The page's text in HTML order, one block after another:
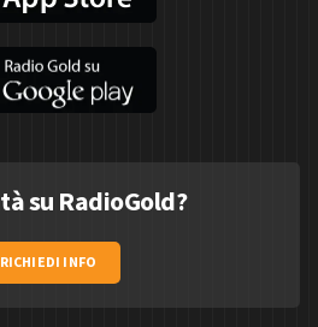
su RadioGold?
RICHIEDI INFO